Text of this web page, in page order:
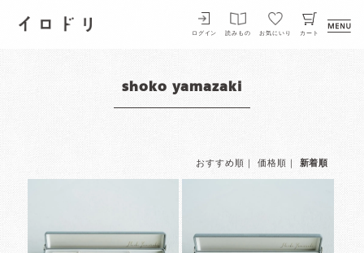
イロドリ
ログイン 読みもの お気にいり カート
shoko yamazaki
おすすめ順 価格順 新着順